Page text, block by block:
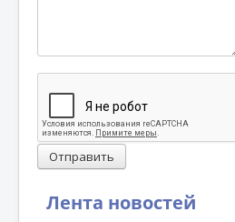
Лента новостей
Отправить